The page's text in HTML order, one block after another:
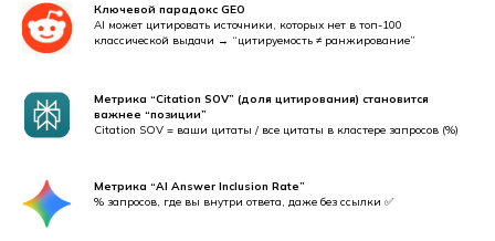
Ключевой парадокс GEO
AI может цитировать источники, которых нет в топ-100
классической выдачи → “цитируемость ≠ ранжирование”
Метрика “Citation SOV” (доля цитирования) становится
важнее “позиции”
Citation SOV = ваши цитаты / все цитаты в кластере запросов (%)
Метрика “AI Answer Inclusion Rate”
% запросов, где вы внутри ответа, даже без ссылки ✅